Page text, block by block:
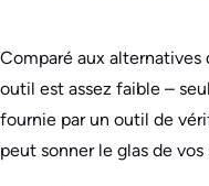
Comparé aux
outil est assez faible –
fournie par un outil de
peut sonner le glas de